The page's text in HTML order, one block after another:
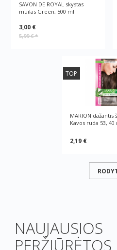
SAVON DE ROYAL skystas
muilas Green, 500 ml
3,00 €
5,99 €*
TOP
MARION dažantis
Kavos ruda 53, 40
2,19 €
NAUJAUSIOS
PERŽIŪRĖTOS